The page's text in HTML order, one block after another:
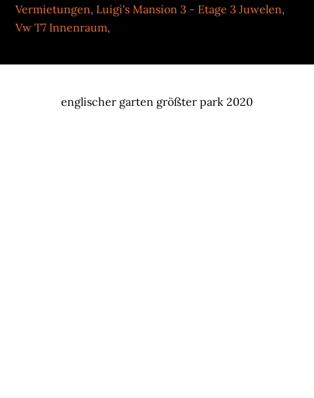
Vermietungen, Luigi's Mansion 3 - Etage 3 Juwelen,
Vw T7 Innenraum,
englischer garten größter park 2020